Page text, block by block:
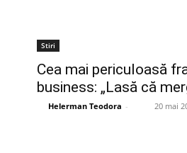
Stiri
Cea mai periculoasă
business: „Lasă că
Helerman Teodora - 20 mai